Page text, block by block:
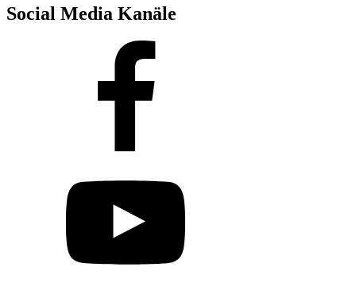
Social Media Kanäle